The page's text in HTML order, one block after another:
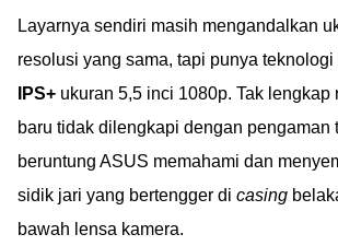
Layarnya sendiri masih mengandalkan
resolusi yang sama, tapi punya teknologi
IPS+ ukuran 5,5 inci 1080p. Tak lengkap
baru tidak dilengkapi dengan pengaman
beruntung ASUS memahami dan
sidik jari yang bertengger di casing
bawah lensa kamera.